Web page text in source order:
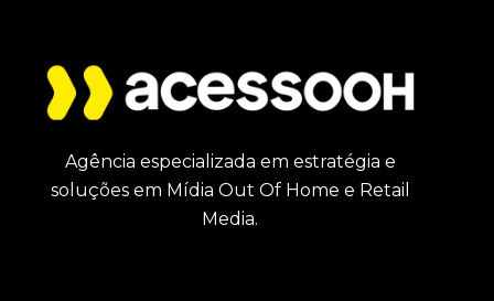
Agência especializada em estratégia e
soluções em Mídia Out Of Home e Retail
Media.